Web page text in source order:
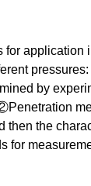
by
then the
for